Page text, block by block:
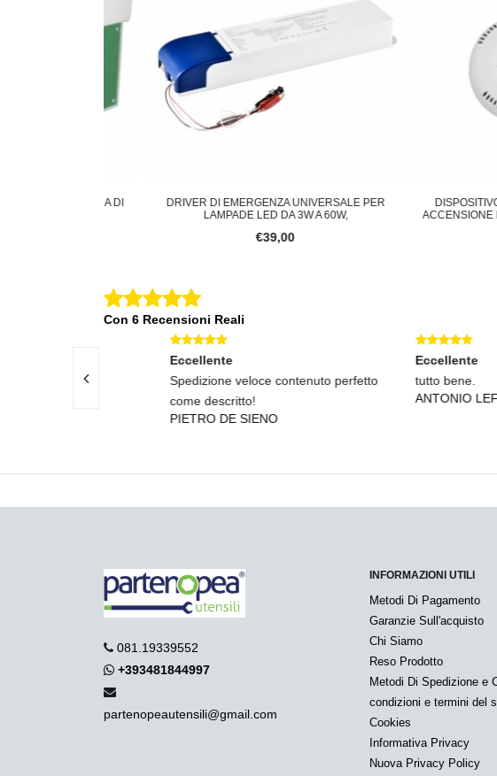
DRIVER DI EMERGENZA UNIVERSALE PER
LAMPADE LED DA 3W A 60W,
DISPOSITIVO DI
ACCENSIONE LUCI
Con 6 Recensioni Reali
Eccellente
Spedizione veloce contenuto perfetto
come descritto!
PIETRO DE SIENO
Eccellente
tutto bene.
ANTONIO LEFOSSE
081.19339552
+393481844997
partenopeautensili@gmail.com
INFORMAZIONI UTILI
Metodi Di Pagamento
Garanzie Sull'acquisto
Chi Siamo
Reso Prodotto
Metodi Di Spedizione e
condizioni e termini del
Cookies
Informativa Privacy
Nuova Privacy Policy